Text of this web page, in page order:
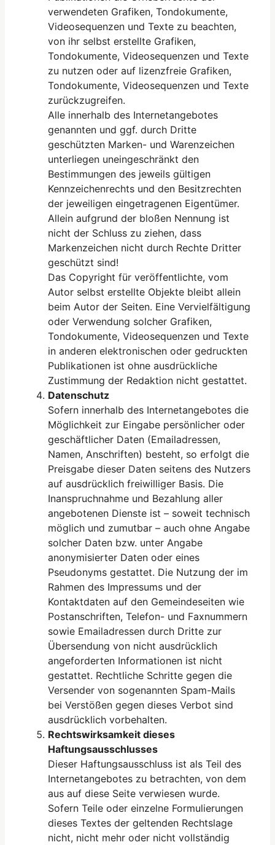
verwendeten Grafiken, Tondokumente,
Videosequenzen und Texte zu beachten,
von ihr selbst erstellte Grafiken,
Tondokumente, Videosequenzen und Texte
zu nutzen oder auf lizenzfreie Grafiken,
Tondokumente, Videosequenzen und Texte
zurückzugreifen.
Alle innerhalb des Internetangebotes
genannten und ggf. durch Dritte
geschützten Marken- und Warenzeichen
unterliegen uneingeschränkt den
Bestimmungen des jeweils gültigen
Kennzeichenrechts und den Besitzrechten
der jeweiligen eingetragenen Eigentümer.
Allein aufgrund der bloßen Nennung ist
nicht der Schluss zu ziehen, dass
Markenzeichen nicht durch Rechte Dritter
geschützt sind!
Das Copyright für veröffentlichte, vom
Autor selbst erstellte Objekte bleibt allein
beim Autor der Seiten. Eine Vervielfältigung
oder Verwendung solcher Grafiken,
Tondokumente, Videosequenzen und Texte
in anderen elektronischen oder gedruckten
Publikationen ist ohne ausdrückliche
Zustimmung der Redaktion nicht gestattet.
Datenschutz
Sofern innerhalb des Internetangebotes die
Möglichkeit zur Eingabe persönlicher oder
geschäftlicher Daten (Emailadressen,
Namen, Anschriften) besteht, so erfolgt die
Preisgabe dieser Daten seitens des Nutzers
auf ausdrücklich freiwilliger Basis. Die
Inanspruchnahme und Bezahlung aller
angebotenen Dienste ist – soweit technisch
möglich und zumutbar – auch ohne Angabe
solcher Daten bzw. unter Angabe
anonymisierter Daten oder eines
Pseudonyms gestattet. Die Nutzung der im
Rahmen des Impressums und der
Kontaktdaten auf den Gemeindeseiten wie
Postanschriften, Telefon- und Faxnummern
sowie Emailadressen durch Dritte zur
Übersendung von nicht ausdrücklich
angeforderten Informationen ist nicht
gestattet. Rechtliche Schritte gegen die
Versender von sogenannten Spam-Mails
bei Verstößen gegen dieses Verbot sind
ausdrücklich vorbehalten.
Rechtswirksamkeit dieses
Haftungsausschlusses
Dieser Haftungsausschluss ist als Teil des
Internetangebotes zu betrachten, von dem
aus auf diese Seite verwiesen wurde.
Sofern Teile oder einzelne Formulierungen
dieses Textes der geltenden Rechtslage
nicht, nicht mehr oder nicht vollständig